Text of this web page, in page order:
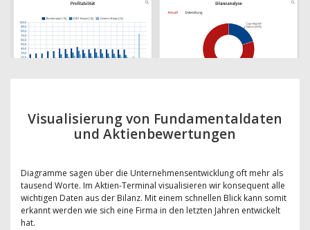
Visualisierung von Fundamentaldaten
und Aktienbewertungen
Diagramme sagen über die Unternehmensentwicklung oft mehr als
tausend Worte. Im Aktien-Terminal visualisieren wir konsequent alle
wichtigen Daten aus der Bilanz. Mit einem schnellen Blick kann somit
erkannt werden wie sich eine Firma in den letzten Jahren entwickelt
hat.